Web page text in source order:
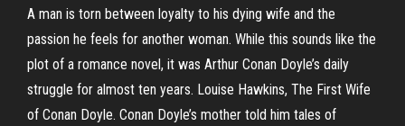
A man is torn between loyalty to his dying wife and the
passion he feels for another woman. While this sounds like the
plot of a romance novel, it was Arthur Conan Doyle’s daily
struggle for almost ten years. Louise Hawkins, The First Wife
of Conan Doyle. Conan Doyle’s mother told him tales of